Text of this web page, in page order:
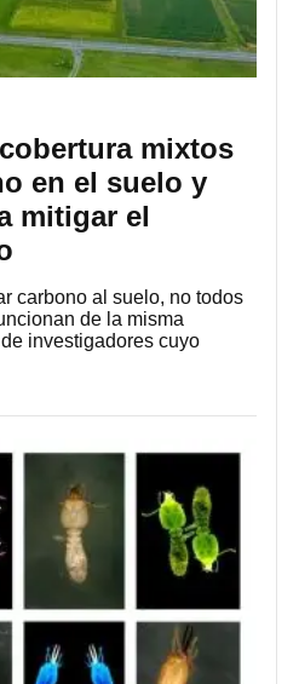
mixtos
en el suelo y
mitigar el
carbono al suelo, no todos
de la misma
investigadores cuyo